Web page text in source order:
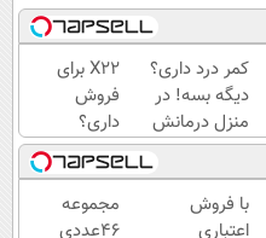
کمر درد داری؟
دیگه بسه! در
منزل درمانش
کن
(◀پرسش‌نامه)
X22 برای
فروش
داری؟
اینجا
راحت و
سریع
بفروشش
با فروش
اعتباری
مجموعه
۴۶عددی